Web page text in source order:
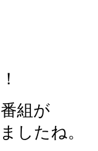
組が
したね。